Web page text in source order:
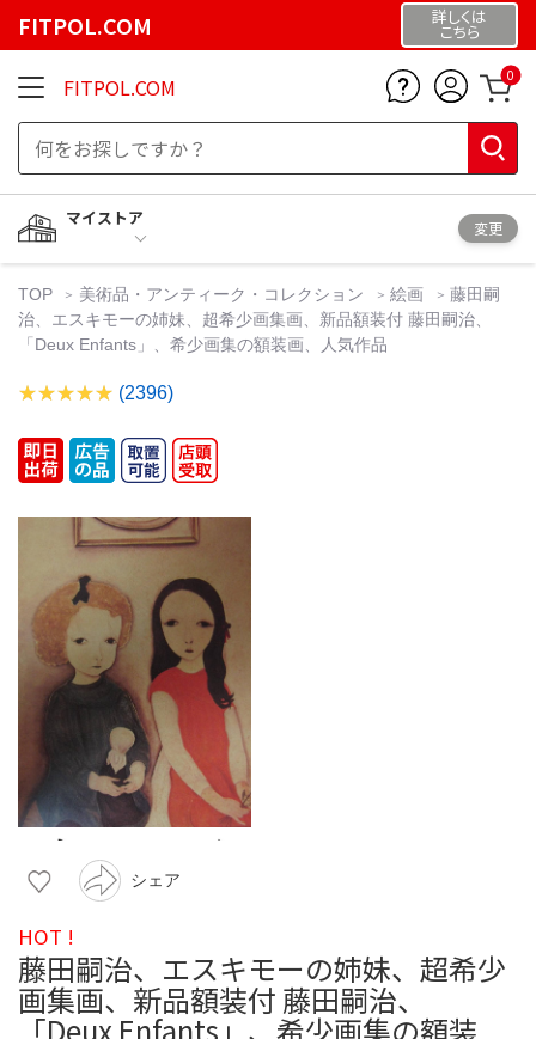
FITPOL.COM 詳しくは
こちら
FITPOL.COM 0
マイストア
変更
TOP 美術品・アンティーク・コレクション 絵画
藤田嗣
治、エスキモーの姉妹、超希少画集画、新品額装付 藤田嗣治、
「Deux Enfants」、希少画集の額装画、人気作品
(2396)
シェア
HOT !
藤田嗣治、エスキモーの姉妹、超希少
画集画、新品額装付 藤田嗣治、
「Deux Enfants」、希少画集の額装